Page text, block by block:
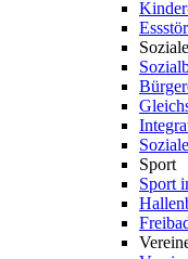
Sport
Sport